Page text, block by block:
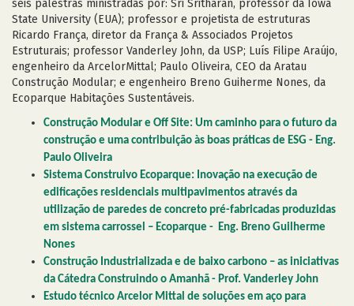
seis palestras ministradas por: Sri Sritharan, professor da Iowa
State University (EUA); professor e projetista de estruturas
Ricardo França, diretor da França & Associados Projetos
Estruturais; professor Vanderley John, da USP; Luís Filipe Araújo,
engenheiro da ArcelorMittal; Paulo Oliveira, CEO da Aratau
Construção Modular; e engenheiro Breno Guiherme Nones, da
Ecoparque Habitações Sustentáveis.
Construção Modular e Off Site: Um caminho para o futuro da
construção e uma contribuição às boas práticas de ESG - Eng.
Paulo Oliveira
Sistema Construivo Ecoparque: Inovação na execução de
edificações residenciais multipavimentos através da
utilização de paredes de concreto pré-fabricadas produzidas
em sistema carrossel – Ecoparque - Eng. Breno Guilherme
Nones
Construção Industrializada e de baixo carbono – as iniciativas
da Cátedra Construindo o Amanhã - Prof. Vanderley John
Estudo técnico Arcelor Mittal de soluções em aço para